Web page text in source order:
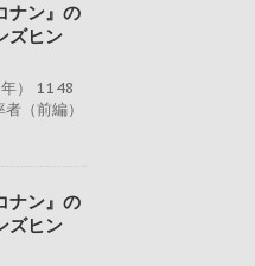
ナン』の
ズヒン
） 1148
（前編）
ナン』の
ズヒン